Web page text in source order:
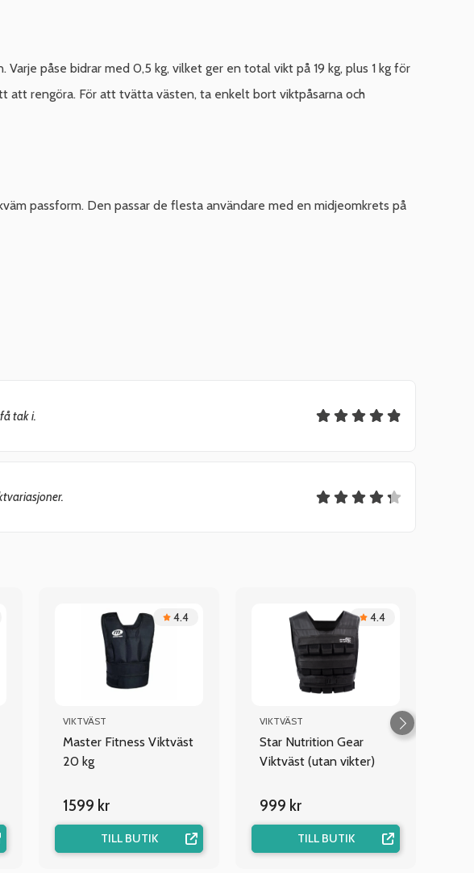
påse bidrar med 0,5 kg, vilket ger en total vikt på 19 kg, plus 1 kg för
att rengöra. För att tvätta västen, ta enkelt bort viktpåsarna och
passform. Den passar de flesta användare med en midjeomkrets på
tak i.
4.4
VIKTVÄST
Master Fitness Viktväst
20 kg
1599 kr
TILL BUTIK
4.4
VIKTVÄST
Star Nutrition Gear
Viktväst (utan vikter)
999 kr
TILL BUTIK